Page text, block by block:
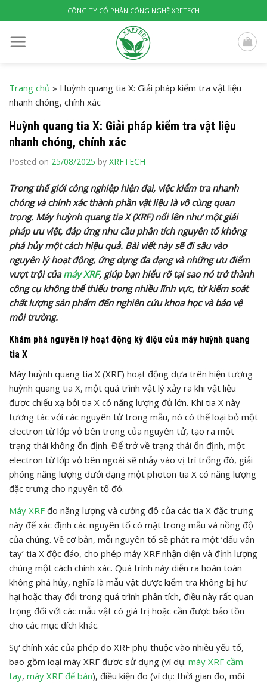
to
content
CÔNG TY CỔ PHẦN CÔNG NGHỆ XRFTECH
Trang chủ » Huỳnh quang tia X: Giải pháp kiểm tra vật liệu
nhanh chóng, chính xác
Huỳnh quang tia X: Giải pháp kiểm tra vật liệu
nhanh chóng, chính xác
Posted on 25/08/2025 by XRFTECH
Trong thế giới công nghiệp hiện đại, việc kiểm tra nhanh
chóng và chính xác thành phần vật liệu là vô cùng quan
trọng. Máy huỳnh quang tia X (XRF) nổi lên như một giải
pháp ưu việt, đáp ứng nhu cầu phân tích nguyên tố không
phá hủy một cách hiệu quả. Bài viết này sẽ đi sâu vào
nguyên lý hoạt động, ứng dụng đa dạng và những ưu điểm
vượt trội củamáy XRF, giúp bạn hiểu rõ tại sao nó trở thành
công cụ không thể thiếu trong nhiều lĩnh vực, từ kiểm soát
chất lượng sản phẩm đến nghiên cứu khoa học và bảo vệ
môi trường.
Khám phá nguyên lý hoạt động kỳ diệu của máy huỳnh quang
tia X
Máy huỳnh quang tia X (XRF) hoạt động dựa trên hiện tượng
huỳnh quang tia X, một quá trình vật lý xảy ra khi vật liệu
được chiếu xạ bởi tia X có năng lượng đủ lớn. Khi tia X này
tương tác với các nguyên tử trong mẫu, nó có thể loại bỏ một
electron từ lớp vỏ bên trong của nguyên tử, tạo ra một
trạng thái không ổn định. Để trở về trạng thái ổn định, một
electron từ lớp vỏ bên ngoài sẽ nhảy vào vị trí trống đó, giải
phóng năng lượng dưới dạng một photon tia X có năng lượng
đặc trưng cho nguyên tố đó.
Máy XRF đo năng lượng và cường độ của các tia X đặc trưng
này để xác định các nguyên tố có mặt trong mẫu và nồng độ
của chúng. Về cơ bản, mỗi nguyên tố sẽ phát ra một ‘dấu vân
tay’ tia X độc đáo, cho phép máy XRF nhận diện và định lượng
chúng một cách chính xác. Quá trình này diễn ra hoàn toàn
không phá hủy, nghĩa là mẫu vật được kiểm tra không bị hư
hại hoặc thay đổi trong quá trình phân tích, điều này rất quan
trọng đối với các mẫu vật có giá trị hoặc cần được bảo tồn
cho các mục đích khác.
Sự chính xác của phép đo XRF phụ thuộc vào nhiều yếu tố,
bao gồm loại máy XRF được sử dụng (ví dụ: máy XRF cầm
tay, máy XRF để bàn), điều kiện đo (ví dụ: thời gian đo, môi